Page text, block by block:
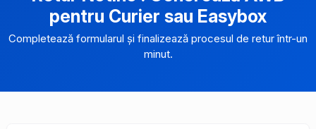
pentru Curier sau Easybox
Completează formularul și finalizează procesul de retur într-un
minut.